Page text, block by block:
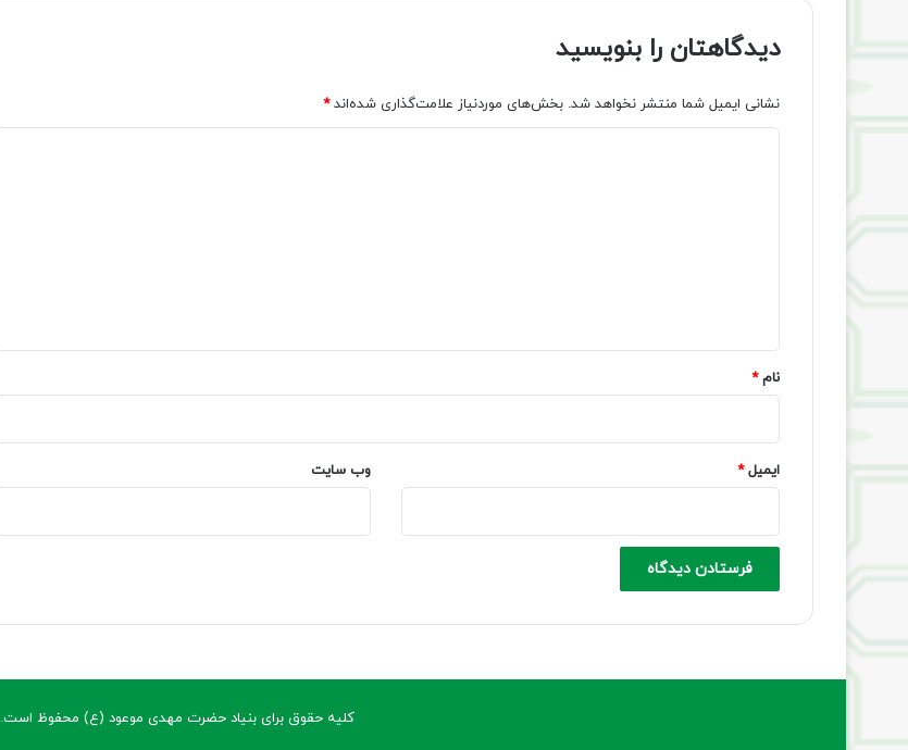
دیدگاهتان را بنویسید
نشانی ایمیل شما منتشر نخواهد شد. بخش‌های موردنیاز علامت‌گذاری شده‌اند*
نام*
ایمیل* وب‌ سایت
کلیه حقوق برای بنیاد حضرت مهدی موعود (ع) محفوظ است.